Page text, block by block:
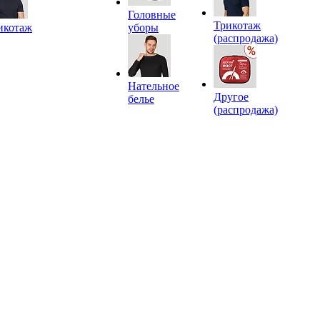
Головные
уборы
Нательное
белье
Трикотаж
(распродажа)
Другое
(распродажа)